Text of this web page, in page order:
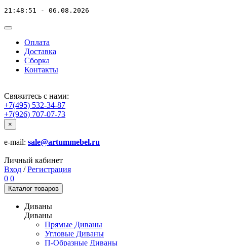
21:48:51 - 06.08.2026
Оплата
Доставка
Сборка
Контакты
Свяжитесь с нами:
+7(495) 532-34-87
+7(926) 707-07-73
×
e-mail: sale@artummebel.ru
Личный кабинет
Вход / Регистрация
0 0
Каталог товаров
Диваны
Диваны
Прямые Диваны
Угловые Диваны
П-Образные Диваны